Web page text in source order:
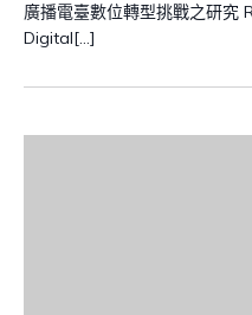
廣播電臺數位轉型挑戰之研
Digital[…]